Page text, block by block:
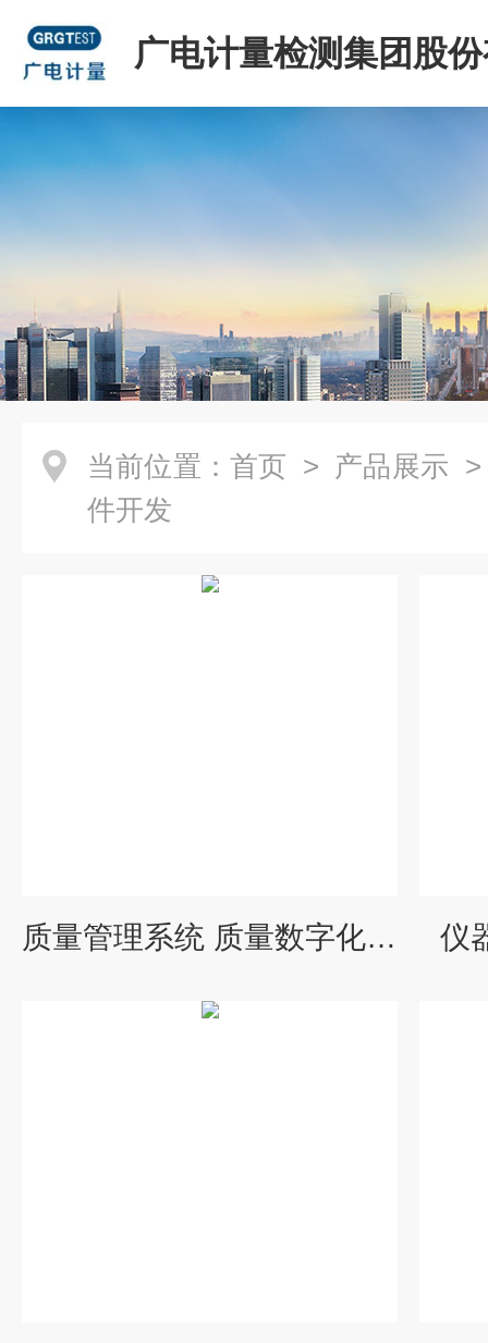
广电计量检测集团股
司
当前位置： 首页 > 产品展示
件开发
质量管理系统 质量数字化专家 仪